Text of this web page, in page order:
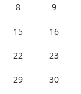
8 9
15 16
22 23
29 30